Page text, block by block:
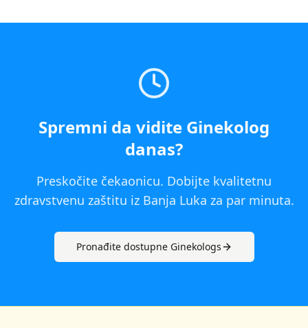
Spremni da vidite Ginekolog
danas?
Preskočite čekaonicu. Dobijte kvalitetnu
zdravstvenu zaštitu iz Banja Luka za par minuta.
Pronađite dostupne Ginekologs